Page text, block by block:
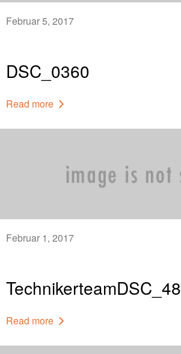
Februar 5, 2017
DSC_0360
Read more
Februar 1, 2017
Read more